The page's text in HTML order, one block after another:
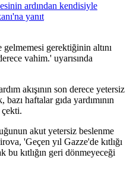
ardından kendisiyle
yanıt
gerektiğinin altını
vahim.' uyarısında
akışının son derece yetersiz
haftalar gıda yardımının
çekti.
akut yetersiz beslenme
'Geçen yıl Gazze'de kıtlığı
bu kıtlığın geri dönmeyeceği